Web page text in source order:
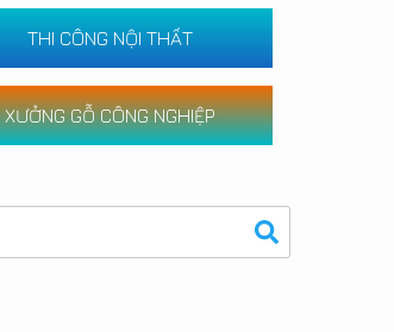
THI CÔNG NỘI THẤT
XƯỞNG GỖ CÔNG NGHIỆP